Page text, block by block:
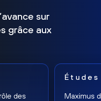
sur
grâce aux
des
Études
Maximus